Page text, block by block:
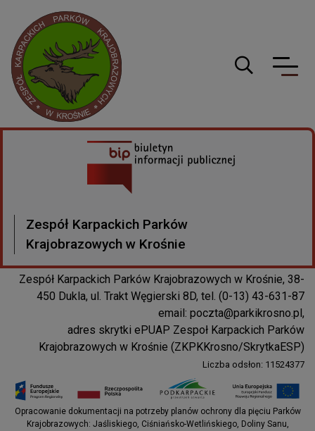
Projekty EU
Opracowanie dokumentacji na potrzeby planów ochrony dla pięciu Parków
Krajobrazowych: Jaśliskiego, Ciśniańsko-Wetlińskiego, Doliny Sanu,
Zespół Karpackich Parków Krajobrazowych w Krośnie, 38-
450 Dukla, ul. Trakt Węgierski 8D, tel. (0-13) 43-631-87
email: poczta@parkikrosno.pl,
adres skrytki ePUAP Zespoł Karpackich Parków
Krajobrazowych w Krośnie (ZKPKKrosno/SkrytkaESP)
Liczba odsłon: 11524377
Parki Krosno
Logo serwisu
Zespół Karpackich Parków
Krajobrazowych w Krośnie